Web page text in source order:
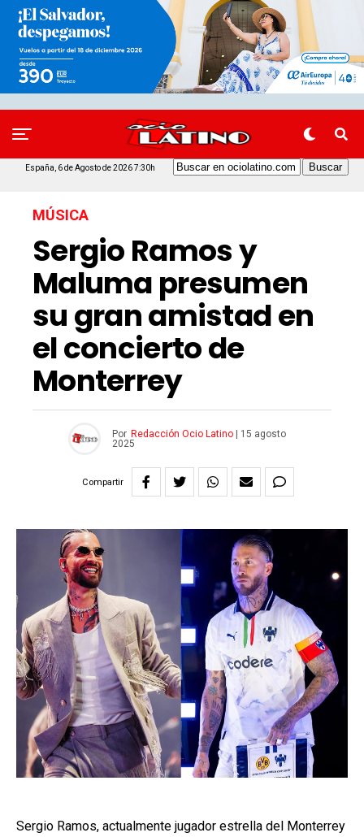
España, 6 de Agosto de 2026 7:30h
MÚSICA
Sergio Ramos y
Maluma presumen
su gran amistad en
el concierto de
Monterrey
Por Redacción Ocio Latino|
15 agosto
2025
Compartir
Sergio Ramos, actualmente jugador estrella del Monterrey